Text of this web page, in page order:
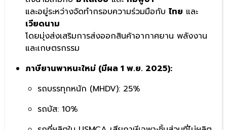
และอยู่ระหว่างจัดทำกรอบความร่วมมือกับ ไทย และ
เวียดนาม
โดยมุ่งส่งเสริมการส่งออกสินค้าอากาศยาน พลังงาน
และเกษตรกรรม
ภาษียานพาหนะใหม่ (มีผล 1 พ.ย. 2025):
รถบรรทุกหนัก (MHDV): 25%
รถบัส: 10%